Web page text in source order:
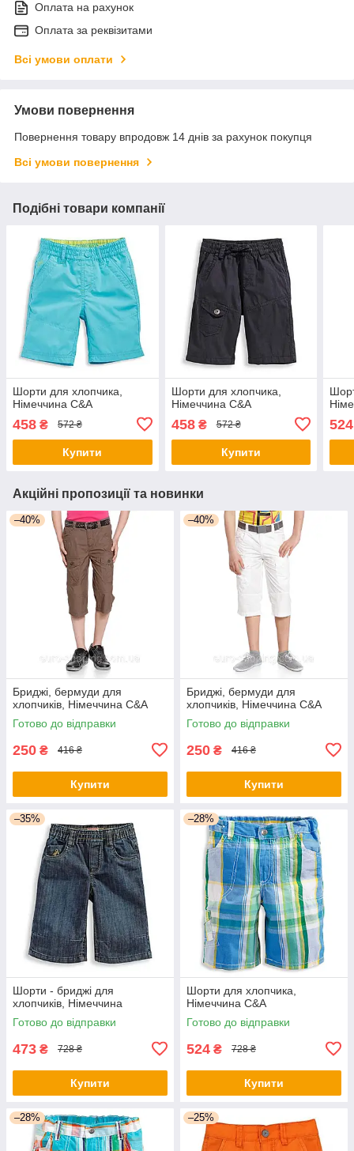
Оплата на рахунок
Оплата за реквізитами
Всі умови оплати
Умови повернення
Повернення товару впродовж 14 днів за рахунок покупця
Всі умови повернення
Подібні товари компанії
Шорти для хлопчика,
Німеччина C&A
458 ₴ 572 ₴
Купити
Шорти для хлопчика,
Німеччина C&A
458₴ 572 ₴
Купити
524
Акційні пропозиції та новинки
–40%
Бриджі, бермуди для
хлопчиків, Німеччина C&A
Готово до відправки
250 ₴ 416 ₴
Купити
–40%
Бриджі, бермуди для
хлопчиків, Німеччина C&A
Готово до відправки
250 ₴ 416 ₴
Купити
–35%
Шорти - бриджі для
хлопчиків, Німеччина
Готово до відправки
473 ₴ 728 ₴
Купити
–28%
Шорти для хлопчика,
Німеччина C&A
Готово до відправки
524 ₴ 728 ₴
Купити
–28% –25%